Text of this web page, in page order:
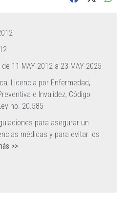
de 11-MAY-2012 a 23-MAY-2025
Licencia por Enfermedad,
e Invalidez, Código
no. 20.585
para asegurar un
médicas y para evitar los
>>